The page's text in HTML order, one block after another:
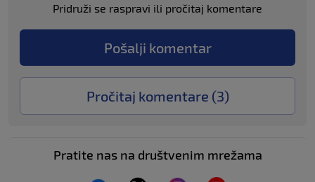
Pridruži se raspravi ili pročitaj komentare
Pošalji komentar
Pročitaj komentare (3)
Pratite nas na društvenim mrežama